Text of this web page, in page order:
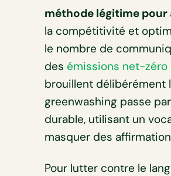
méthode légitime
la compétitivité et
le nombre de
des émissions net-zéro
brouillent délibérément
greenwashing passe
durable, utilisant un
masquer des
Pour lutter contre le